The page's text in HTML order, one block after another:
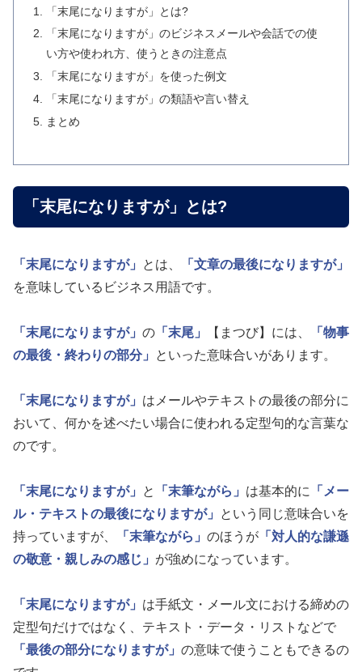
「末尾になりますが」とは?
「末尾になりますが」のビジネスメールや会話での使
い方や使われ方、使うときの注意点
「末尾になりますが」を使った例文
「末尾になりますが」の類語や言い替え
まとめ
「末尾になりますが」とは?
「末尾になりますが」 とは、
「文章の最後になりますが」
を意味しているビジネス用語です。
「末尾になりますが」 の 「末尾」 【まつび】には、
「物事
の最後・終わりの部分」
といった意味合いがあります。
「末尾になりますが」 はメールやテキストの最後の部分に
おいて、何かを述べたい場合に使われる定型句的な言葉な
のです。
「末尾になりますが」 と 「末筆ながら」 は基本的に
「メー
ル・テキストの最後になりますが」
という同じ意味合いを
持っていますが、
「末筆ながら」 のほうが 「対人的な謙遜
の敬意・親しみの感じ」 が強めになっています。
「末尾になりますが」 は手紙文・メール文における締めの
定型句だけではなく、テキスト・データ・リストなどで
「最後の部分になりますが」 の意味で使うこともできるの